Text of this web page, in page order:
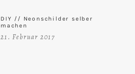
DIY // Neonschilder selber
machen
21. Februar 2017